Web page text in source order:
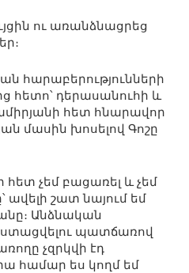
ու առանձնացրեց
հարաբերությունների
հետո՝ դերասանուհի և
հետ հնարավոր
մասին խոսելով Գոշը
հետ չեմ բացառել և չեմ
շատ նայում եմ
Անձնական
պատճառով
չզրկվի էդ
համար ես կողմ եմ